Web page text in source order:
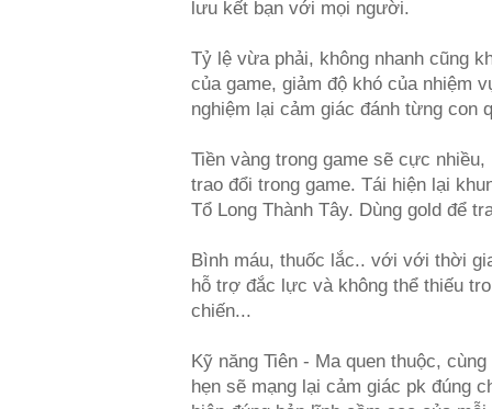
lưu kết bạn với mọi người.
Tỷ lệ vừa phải, không nhanh cũng
của game, giảm độ khó của nhiệm
nghiệm lại cảm giác đánh từng con
Tiền vàng trong game sẽ cực
trao đổi trong game. Tái hiện lại
Tổ Long Thành Tây. Dùng gold để
Bình máu, thuốc lắc.. với với thời
hỗ trợ đắc lực và không thể thiếu
chiến...
Kỹ năng Tiên - Ma quen thuộc,
hẹn sẽ mạng lại cảm giác pk đúng